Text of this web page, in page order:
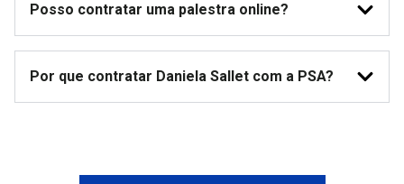
Posso contratar uma palestra online?
Por que contratar Daniela Sallet com a PSA?